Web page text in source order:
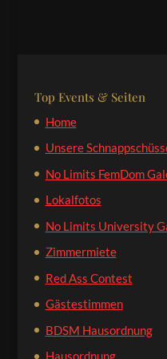
Top Events & Seiten
Home
Unsere
No Limits FemDom
Lokalfotos
No Limits University
Zimmermiete
Red Ass Contest
Gästestimmen
BDSM Hausordnung
Hausordnung